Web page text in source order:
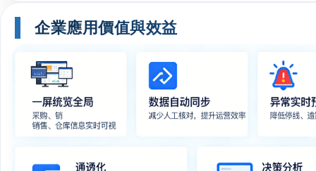
企業應用價值與效益